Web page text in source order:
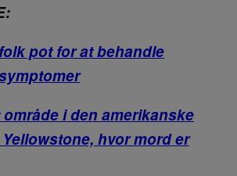
pot for at behandle
i den amerikanske
hvor mord er